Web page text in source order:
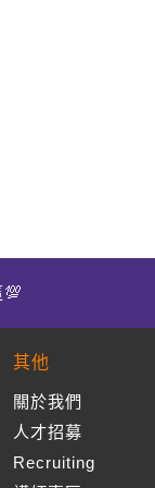
其他
關於我們
人才招募
Recruiting